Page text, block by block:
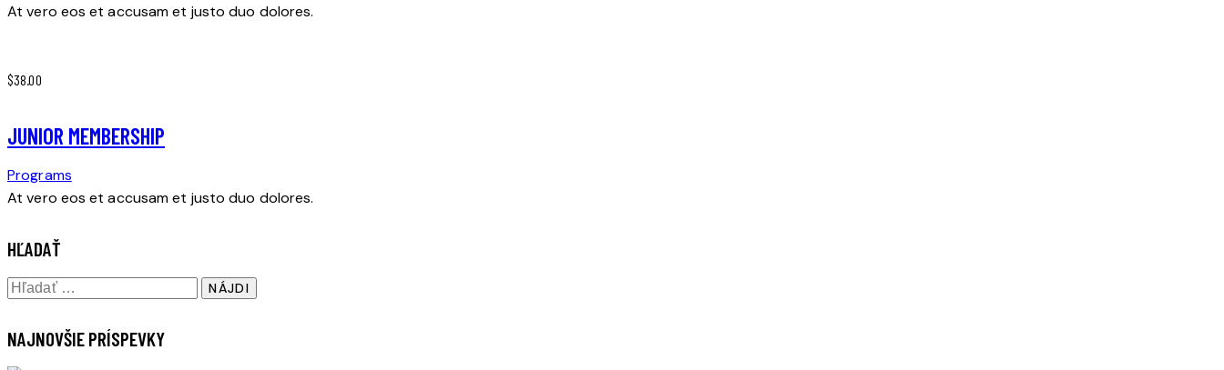
At vero eos et accusam et justo duo dolores.
$38.00
JUNIOR MEMBERSHIP
Programs
At vero eos et accusam et justo duo dolores.
HĽADAŤ
Hľadať:
NAJNOVŠIE PRÍSPEVKY